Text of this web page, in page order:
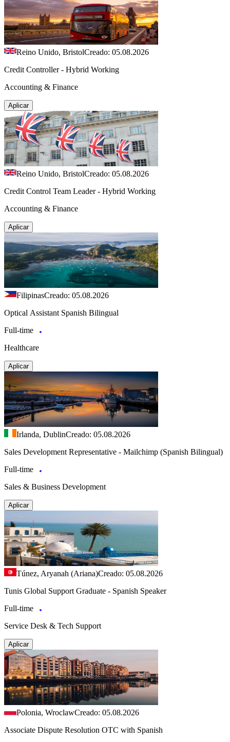
Reino Unido, BristolCreado: 05.08.2026
Credit Controller - Hybrid Working
Accounting & Finance
Aplicar
Reino Unido, BristolCreado: 05.08.2026
Credit Control Team Leader - Hybrid Working
Accounting & Finance
Aplicar
FilipinasCreado: 05.08.2026
Optical Assistant Spanish Bilingual
Full-time
Healthcare
Aplicar
Irlanda, DublinCreado: 05.08.2026
Sales Development Representative - Mailchimp (Spanish Bilingual)
Full-time
Sales & Business Development
Aplicar
Túnez, Aryanah (Ariana)Creado: 05.08.2026
Tunis Global Support Graduate - Spanish Speaker
Full-time
Service Desk & Tech Support
Aplicar
Polonia, WroclawCreado: 05.08.2026
Associate Dispute Resolution OTC with Spanish